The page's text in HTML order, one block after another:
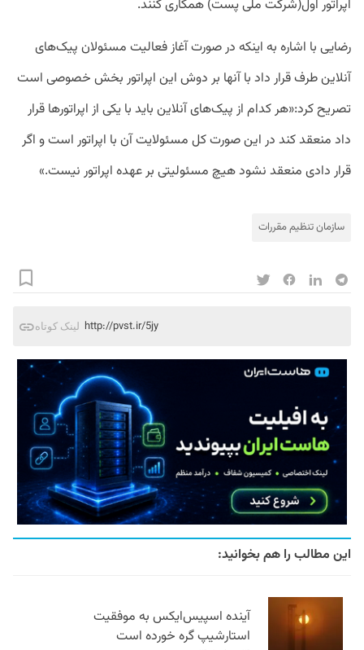
اپراتور اول(شرکت ملی پست) همکاری کنند.
رضایی با اشاره به اینکه در صورت آغاز فعالیت مسئولان پیک‌های
آنلاین طرف قرار داد با آنها بر دوش این اپراتور بخش خصوصی است
تصریح کرد:«هر کدام از پیک‌های آنلاین باید با یکی از اپراتورها قرار
داد منعقد کند در این صورت کل مسئولایت آن با اپراتور است و اگر
قرار دادی منعقد نشود هیچ مسئولیتی بر عهده اپراتور نیست.»
سازمان تنظیم مقررات
لینک کوتاه http://pvst.ir/5jy
این مطالب را هم بخوانید:
آینده اسپیس‌ایکس به موفقیت
استارشیپ گره خورده است